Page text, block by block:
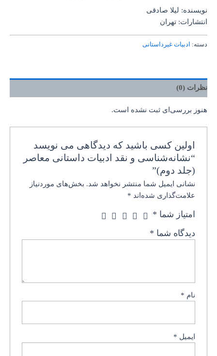
نویسنده: لیلا صادقی
انتشارات: تهران
دسته: ادبیات غیرداستانی
نظرات (0)
هنوز بررسی‌ای ثبت نشده است.
اولین کسی باشید که دیدگاهی می نویسد
“نشانه‌شناسی و نقد ادبیات داستانی معاصر
(جلد دوم)”
نشانی ایمیل شما منتشر نخواهد شد. بخش‌های موردنیاز
علامت‌گذاری شده‌اند *
امتیاز شما *
دیدگاه شما *
نام *
ایمیل *